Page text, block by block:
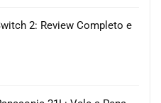
2: Review Completo e